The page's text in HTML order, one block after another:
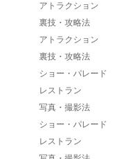
アトラクション
裏技・攻略法
アトラクション
裏技・攻略法
ショー・パレード
レストラン
写真・撮影法
ショー・パレード
レストラン